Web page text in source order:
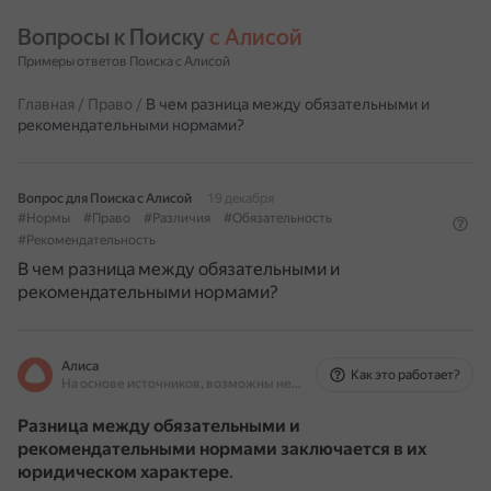
Вопросы к Поиску с Алисой
Примеры ответов Поиска с Алисой
Главная / Право / В чем разница между обязательными и
рекомендательными нормами?
Вопрос для Поиска с Алисой
19 декабря
#Нормы
#Право #Различия
#Обязательность
#Рекомендательность
В чем разница между обязательными и
рекомендательными нормами?
Алиса
На основе источников, возможны неточности
Как это работает?
Разница между обязательными и
рекомендательными нормами заключается в их
юридическом характере.